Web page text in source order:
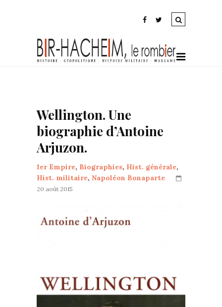
Wellington. Une
biographie d’Antoine
Arjuzon.
1er Empire, Biographies, Hist. générale,
Hist. militaire, Napoléon Bonaparte
20 août 2015